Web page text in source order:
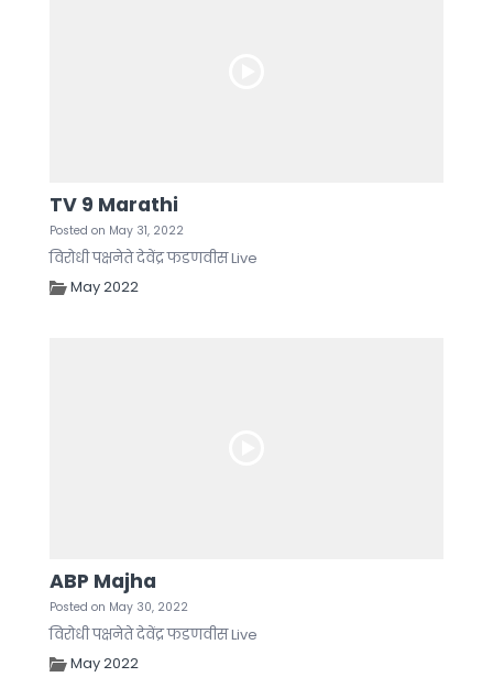
TV 9 Marathi
Posted on May 31, 2022
विरोधी पक्षनेते देवेंद्र फडणवीस Live
May 2022
ABP Majha
Posted on May 30, 2022
विरोधी पक्षनेते देवेंद्र फडणवीस Live
May 2022